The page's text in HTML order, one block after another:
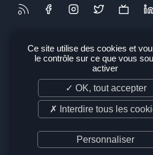
Ce site utilise des cookies et
le contrôle sur ce que vous
activer
✓ OK, tout accepter
✗ Interdire tous les
Personnaliser